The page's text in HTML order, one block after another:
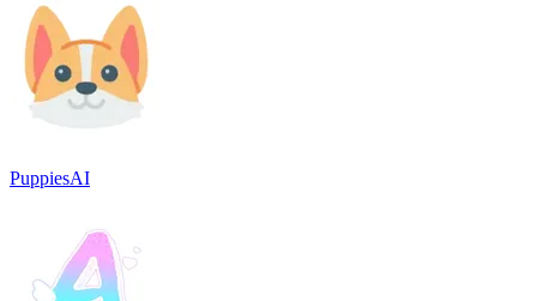
PuppiesAI